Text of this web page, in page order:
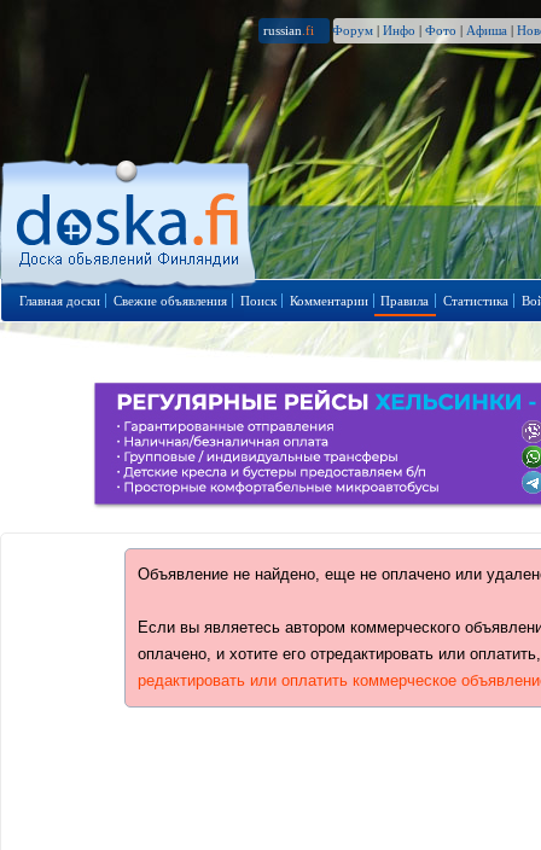
russian .fi Форум | Инфо | Фото | Афиша |
Главная доски Свежие объявления Поиск Комментарии Правила Статистика
Объявление не найдено, еще не оплачено или
Если вы являетесь автором коммерческого
оплачено, и хотите его отредактировать или
редактировать или оплатить коммерческое